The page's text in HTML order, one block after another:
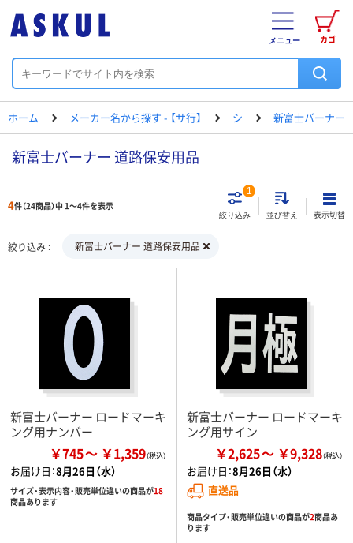
カゴ
メニュー
ホーム メーカー名から探す - 【サ行】 シ 新富士バーナー
新富士バーナー 道路保安用品
4件（24商品）中 1～4件を表示
絞り込み
1
並び替え 表示切替
絞り込み 新富士バーナー 道路保安用品
新富士バーナー ロードマーキ
ング用ナンバー
￥745 ￥1,359
お届け日：8月26日（水）
サイズ・表示内容・販売単位違いの商品が18
商品あります
新富士バーナー ロードマーキ
ング用サイン
￥2,625 ￥9,328
お届け日：8月26日（水）
直送品
商品タイプ・販売単位違いの商品が2商品あ
ります